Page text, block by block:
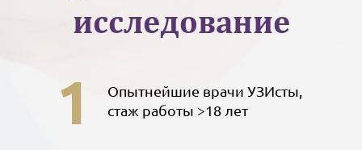
исследование
1
Опытнейшие врачи УЗИсты,
стаж работы >18 лет